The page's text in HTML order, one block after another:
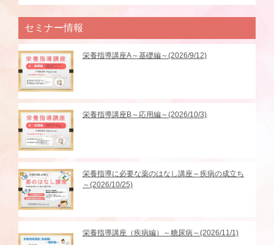
セミナー情報
栄養指導講座A～基礎編～(2026/9/12)
栄養指導講座B～応用編～(2026/10/3)
栄養指導に必要な薬のはなし講座～疾病の成立ち
～(2026/10/25)
栄養指導講座（疾病編）～糖尿病～(2026/11/1)